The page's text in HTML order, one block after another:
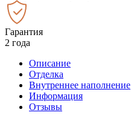
Гарантия
2 года
Описание
Отделка
Внутреннее наполнение
Информация
Отзывы